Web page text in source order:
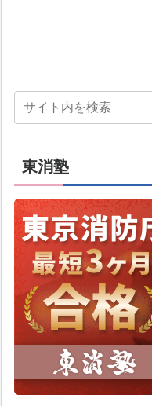
東消塾